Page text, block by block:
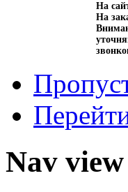
На
На
Nav